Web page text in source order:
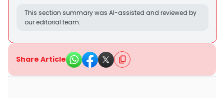
This section summary was AI-assisted and reviewed by
our editorial team.
Share Article